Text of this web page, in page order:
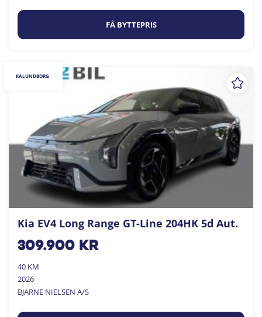
FÅ BYTTEPRIS
Kia EV4 Long Range GT-Line 204HK 5d Aut.
309.900kr
40 KM
2026
BJARNE NIELSEN A/S
KALUNDBORG